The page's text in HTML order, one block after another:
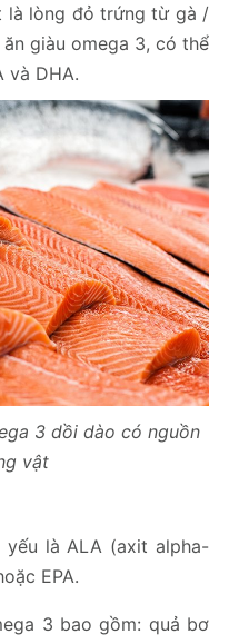
là lòng đỏ trứng từ gà /
giàu omega 3, có thể
và DHA.
3 dồi dào có nguồn
vật
là ALA (axit alpha-
EPA.
3 bao gồm: quả bơ